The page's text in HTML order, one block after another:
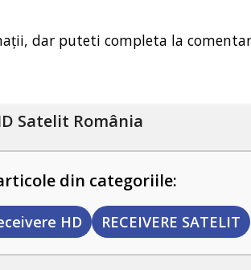
dar puteti completa la
Satelit România
din categoriile:
HD RECEIVERE SATELIT